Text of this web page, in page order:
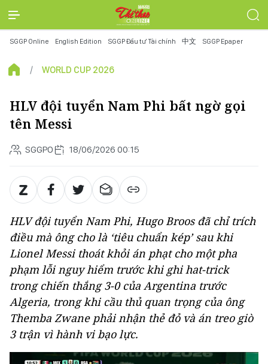
SGGP Online English Edition SGGP Đầu tư Tài chính 中文 SGGP Epaper
WORLD CUP 2026
HLV đội tuyển Nam Phi bất ngờ gọi
tên Messi
SGGPO 18/06/2026 00:15
HLV đội tuyển Nam Phi, Hugo Broos đã chỉ trích
điều mà ông cho là ‘tiêu chuẩn kép’ sau khi
Lionel Messi thoát khỏi án phạt cho một pha
phạm lỗi nguy hiểm trước khi ghi hat-trick
trong chiến thắng 3-0 của Argentina trước
Algeria, trong khi cầu thủ quan trọng của ông
Themba Zwane phải nhận thẻ đỏ và án treo giò
3 trận vì hành vi bạo lực.